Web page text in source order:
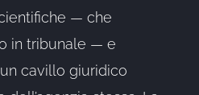
— che
in tribunale — e
cavillo giuridico